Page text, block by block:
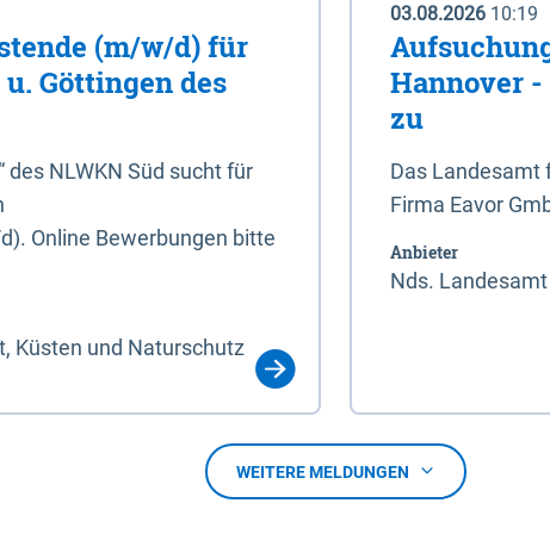
(m/w/d) für
Göttingen des
NLWKN Süd sucht für
Online Bewerbungen bitte
Küsten und Naturschutz
03.08.2026 10:19
Hannover
zu
Das Landesamt
Firma Eavor
Anbieter
Nds.
WEITERE MELDUNGEN